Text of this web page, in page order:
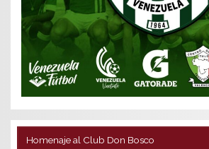
Homenaje al Club Don Bosco